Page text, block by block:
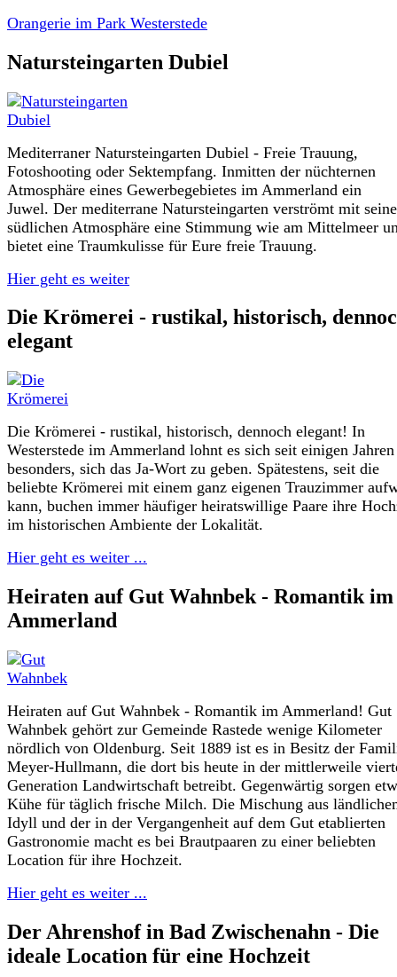
Orangerie im Park Westerstede
Natursteingarten Dubiel
Mediterraner Natursteingarten Dubiel - Freie Trauung,
Fotoshooting oder Sektempfang. Inmitten der nüchternen
Atmosphäre eines Gewerbegebietes im Ammerland ein
Juwel. Der mediterrane Natursteingarten verströmt mit
südlichen Atmosphäre eine Stimmung wie am Mittelmeer
bietet eine Traumkulisse für Eure freie Trauung.
Hier geht es weiter
Die Krömerei - rustikal, historisch,
elegant
Die Krömerei - rustikal, historisch, dennoch elegant! In
Westerstede im Ammerland lohnt es sich seit einigen
besonders, sich das Ja-Wort zu geben. Spätestens, seit die
beliebte Krömerei mit einem ganz eigenen Trauzimmer
kann, buchen immer häufiger heiratswillige Paare ihre
im historischen Ambiente der Lokalität.
Hier geht es weiter ...
Heiraten auf Gut Wahnbek - Romantik im
Ammerland
Heiraten auf Gut Wahnbek - Romantik im Ammerland! Gut
Wahnbek gehört zur Gemeinde Rastede wenige Kilometer
nördlich von Oldenburg. Seit 1889 ist es in Besitz der
Meyer-Hullmann, die dort bis heute in der mittlerweile
Generation Landwirtschaft betreibt. Gegenwärtig sorgen
Kühe für täglich frische Milch. Die Mischung aus
Idyll und der in der Vergangenheit auf dem Gut etablierten
Gastronomie macht es bei Brautpaaren zu einer beliebten
Location für ihre Hochzeit.
Hier geht es weiter ...
Der Ahrenshof in Bad Zwischenahn - Die
ideale Location für eine Hochzeit